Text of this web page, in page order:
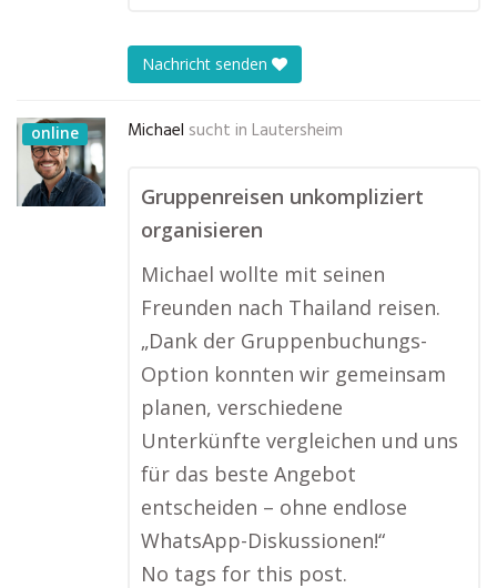
Nachricht senden
online Michael sucht in Lautersheim
Gruppenreisen unkompliziert
organisieren
Michael wollte mit seinen
Freunden nach Thailand reisen.
„Dank der Gruppenbuchungs-
Option konnten wir gemeinsam
planen, verschiedene
Unterkünfte vergleichen und uns
für das beste Angebot
entscheiden – ohne endlose
WhatsApp-Diskussionen!“
No tags for this post.